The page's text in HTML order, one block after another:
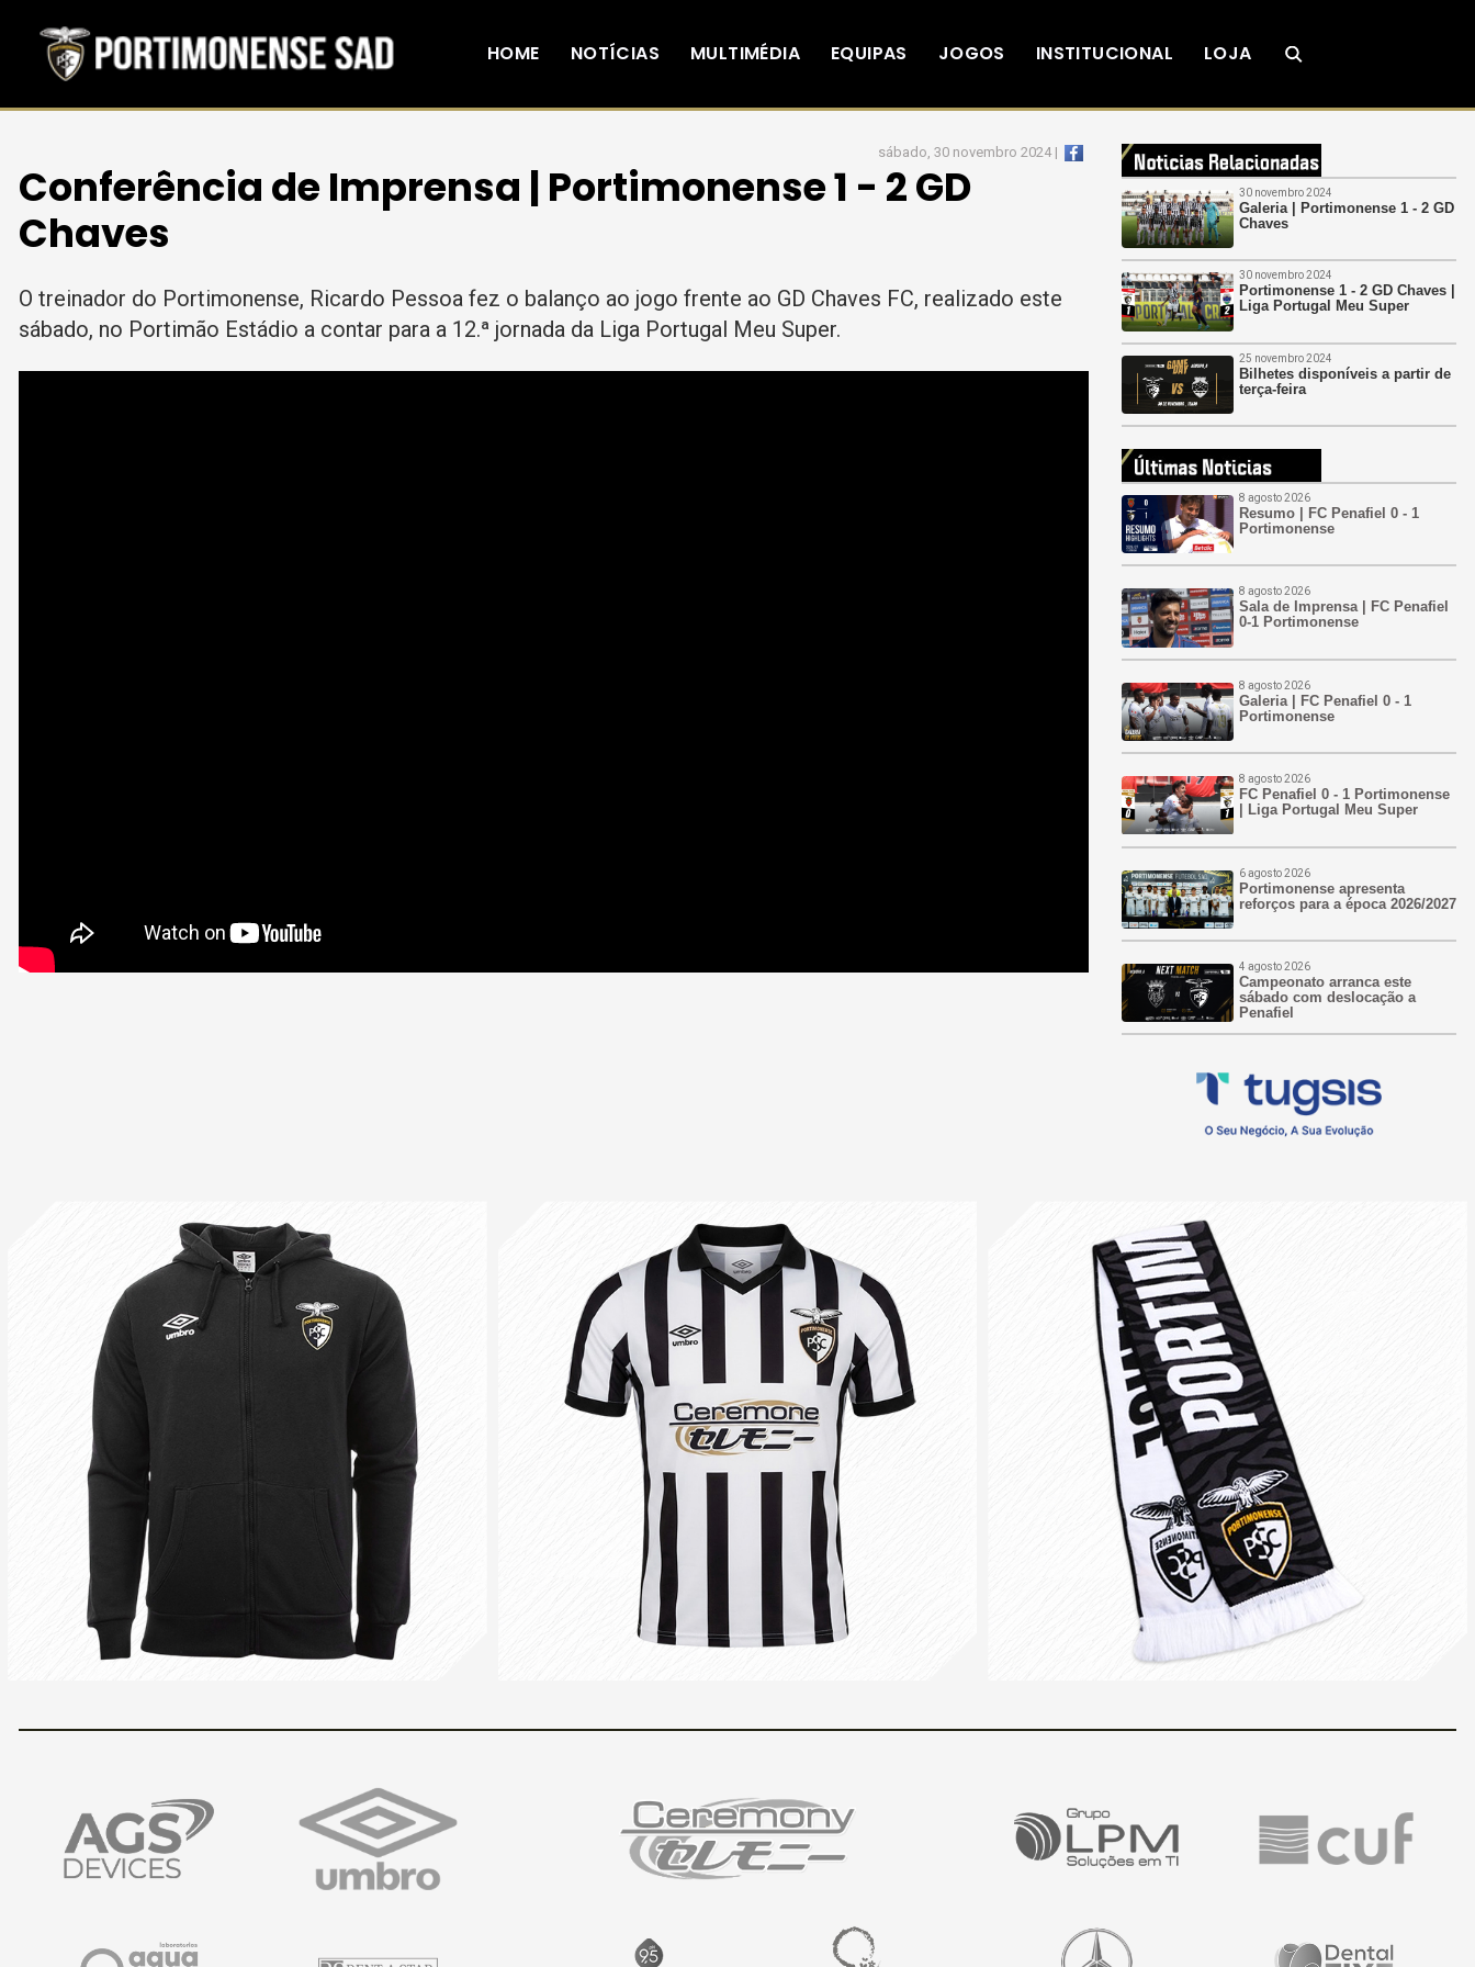
HOME NOTÍCIAS MULTIMÉDIA EQUIPAS JOGOS INSTITUCIONAL LOJA
sábado, 30 novembro 2024 |
Conferência de Imprensa | Portimonense 1 - 2 GD
Chaves
O treinador do Portimonense, Ricardo Pessoa fez o balanço ao jogo frente ao GD Chaves FC, realizado este
sábado, no Portimão Estádio a contar para a 12.ª jornada da Liga Portugal Meu Super.
30 novembro 2024
Galeria | Portimonense 1 - 2 GD
Chaves
30 novembro 2024
Portimonense 1 - 2 GD Chaves |
Liga Portugal Meu Super
25 novembro 2024
Bilhetes disponíveis a partir de
terça-feira
8 agosto 2026
Resumo | FC Penafiel 0 - 1
Portimonense
8 agosto 2026
Sala de Imprensa | FC Penafiel
0-1 Portimonense
8 agosto 2026
Galeria | FC Penafiel 0 - 1
Portimonense
8 agosto 2026
FC Penafiel 0 - 1 Portimonense
| Liga Portugal Meu Super
6 agosto 2026
Portimonense apresenta
reforços para a época 2026/2027
4 agosto 2026
Campeonato arranca este
sábado com deslocação a
Penafiel